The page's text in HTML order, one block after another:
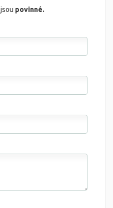
jsou povinné.